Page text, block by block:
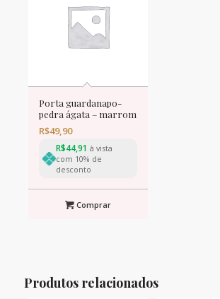
Porta guardanapo-
pedra ágata – marrom
R$49,90
R$44,91 à vista
com 10% de
desconto
Comprar
Produtos relacionados